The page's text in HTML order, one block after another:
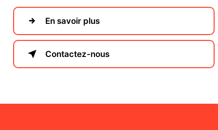
En savoir plus
Contactez-nous